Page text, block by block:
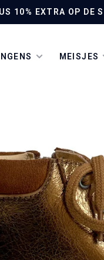
10% EXTRA OP DE
MEISJES